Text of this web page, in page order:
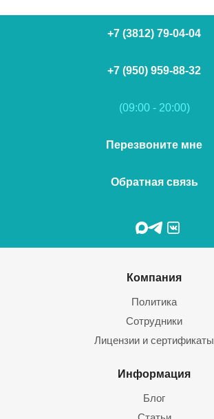
+7 (3812) 79-04-04
+7 (950) 959-88-32
(09:00 - 20:00)
Перезвоните мне
Обратная связь
Компания
Политика
Сотрудники
Лицензии и сертификаты
Информация
Блог